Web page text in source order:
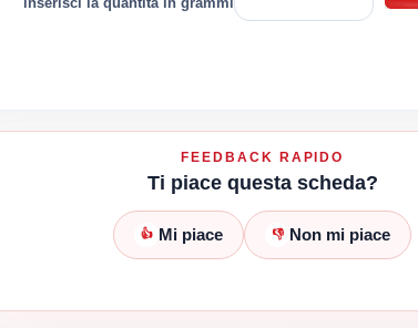
FEEDBACK RAPIDO
Ti piace questa scheda?
👍 Mi piace 👎 Non mi piace